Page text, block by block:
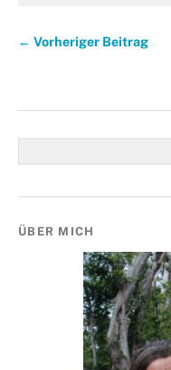
← Vorheriger Beitrag
ÜBER MICH